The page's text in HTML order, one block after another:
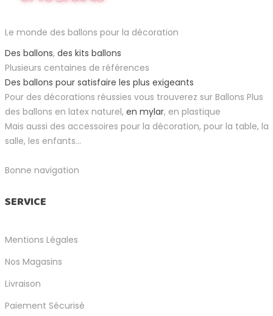
Le monde des ballons pour la décoration
Des ballons, des kits ballons
Plusieurs centaines de références
Des ballons pour satisfaire les plus exigeants
Pour des décorations réussies vous trouverez sur Ballons Plus
des ballons en latex naturel, en mylar, en plastique
Mais aussi des accessoires pour la décoration, pour la table, la
salle, les enfants...
Bonne navigation
SERVICE
Mentions Légales
Nos Magasins
Livraison
Paiement Sécurisé